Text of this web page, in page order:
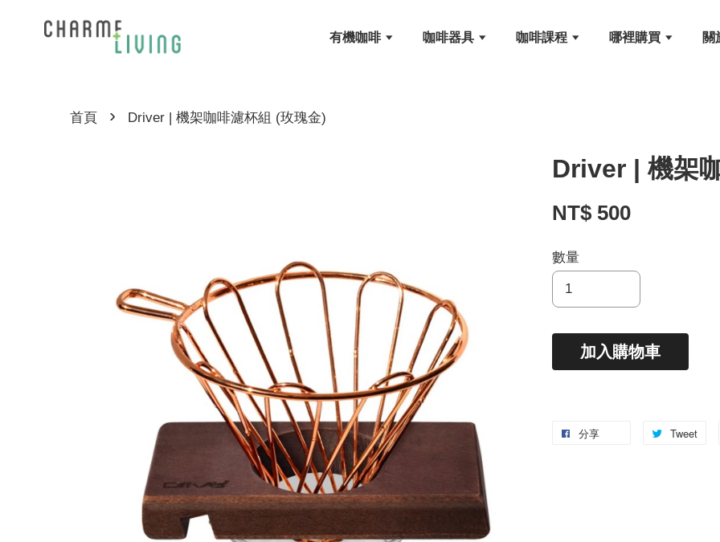
有機咖啡 咖啡器具 咖啡課程 哪裡購買 關
首頁 › Driver | 機架咖啡濾杯組 (玫瑰金)
Driver | 機架
NT$ 500
數量
加入購物車
分享 Tweet